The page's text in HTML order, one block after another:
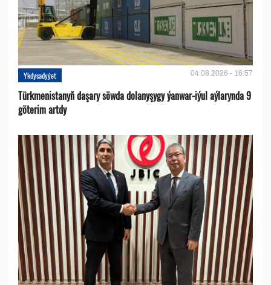
Ykdysadyýet 04.08.2026 - 16:57
Türkmenistanyň daşary söwda dolanyşygy ýanwar-iýul aýlarynda 9
göterim artdy